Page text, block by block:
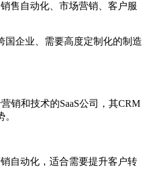
售自动化、市场营销、客户服
国企业、需要高度定制化的制造
营销和技术的SaaS公司，其CRM
销自动化，适合需要提升客户转